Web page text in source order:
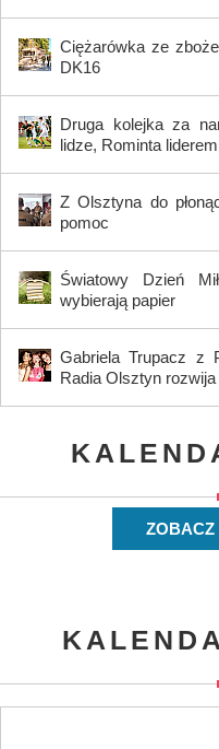
Ciężarówka ze
DK16
Druga kolejka za
lidze, Rominta
Z Olsztyna do
pomoc
Światowy Dzień
wybierają papier
Gabriela Trupacz z
Radia Olsztyn rozwija
ZOBACZ